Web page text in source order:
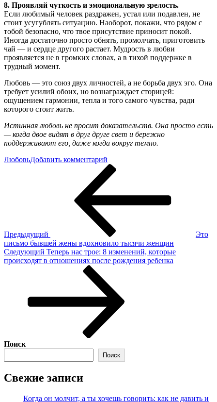
8. Проявляй чуткость и эмоциональную зрелость.
Если любимый человек раздражен, устал или подавлен, не
стоит усугублять ситуацию. Наоборот, покажи, что рядом с
тобой безопасно, что твое присутствие приносит покой.
Иногда достаточно просто обнять, промолчать, приготовить
чай — и сердце другого растает. Мудрость в любви
проявляется не в громких словах, а в тихой поддержке в
трудный момент.
Любовь — это союз двух личностей, а не борьба двух эго. Она
требует усилий обоих, но вознаграждает сторицей:
ощущением гармонии, тепла и того самого чувства, ради
которого стоит жить.
Истинная любовь не просит доказательств. Она просто есть
— когда двое видят в друг друге свет и бережно
поддерживают его, даже когда вокруг темно.
ЛюбовьДобавить комментарий
Ключи
от
8
сохранить
любовь
навсегда
Предыдущий
Это
письмо бывшей жены вдохновило тысячи женщин
Следующая
запись
Следующий Теперь нас трое: 8 изменений, которые
происходят в отношениях после рождения ребенка
Поиск
Поиск
Свежие записи
Когда он молчит, а ты хочешь говорить: как не давить и